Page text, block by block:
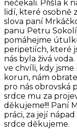
nečekali. Přišla k
lidí, které osobně
slova paní
panu Petru
pomáhejme
peripetiích, které
nás byla živá
ve chvíli, kdy
korun, nám
pro nás obrovská
srdce mu za
děkujeme!!! Paní
práci, za její
srdce děkujeme.